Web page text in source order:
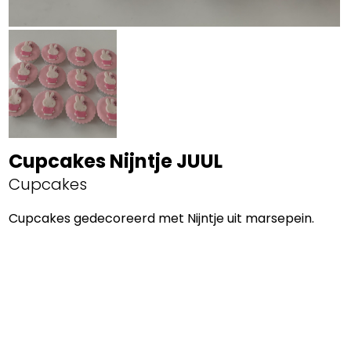
Cupcakes Nijntje JUUL
Cupcakes
Cupcakes gedecoreerd met Nijntje uit marsepein.